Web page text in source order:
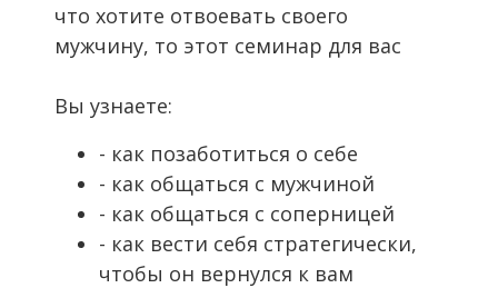
что хотите отвоевать своего
мужчину, то этот семинар для вас
Вы узнаете:
- как позаботиться о себе
- как общаться с мужчиной
- как общаться с соперницей
- как вести себя стратегически,
чтобы он вернулся к вам